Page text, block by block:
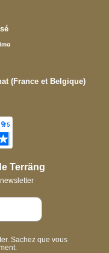
(France et Belgique)
Terräng
Sachez que vous